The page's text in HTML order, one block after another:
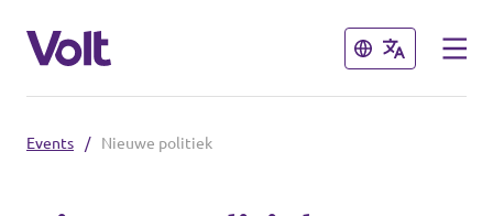
Sluiten
Volt communities dichtbij
Sluiten
Events / Nieuwe politiek